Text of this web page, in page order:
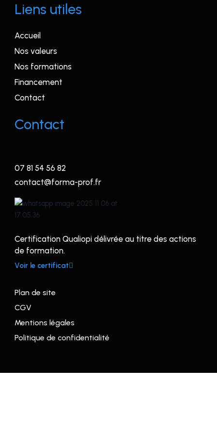
b
o
-
f
t
e
a
g
e
d
Liens utiles
Accueil
Nos valeurs
Nos formations
Financement
Contact
Contact
07 81 54 56 82
contact@forma-prof.fr
Certification Qualiopi délivrée au titre des actions
de formation.
Voir le certificat
Plan de site
CGV
Mentions légales
Politique de confidentialité